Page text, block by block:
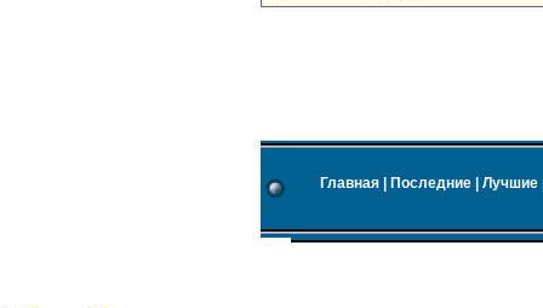
Главная| Последние| Лучшие